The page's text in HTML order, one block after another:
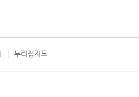
누리집지도